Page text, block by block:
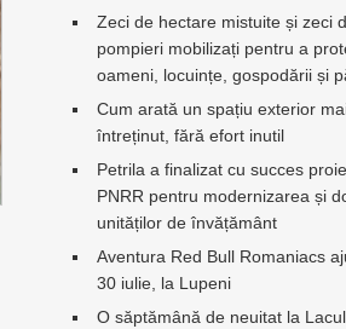
Zeci de hectare mistuite și zeci
pompieri mobilizați pentru a
oameni, locuințe, gospodării și
Cum arată un spațiu exterior
întreținut, fără efort inutil
Petrila a finalizat cu succes
PNRR pentru modernizarea și
unităților de învățământ
Aventura Red Bull Romaniacs
30 iulie, la Lupeni
O săptămână de neuitat la